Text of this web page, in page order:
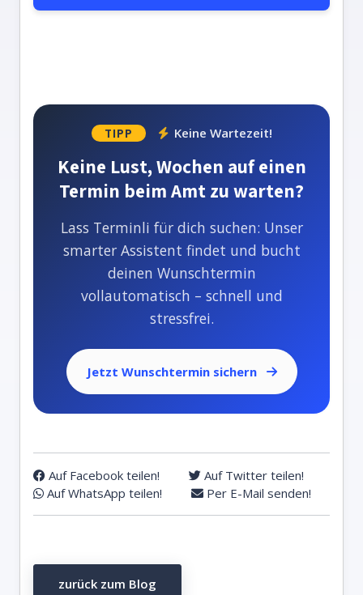
TIPP Keine Wartezeit!
Keine Lust, Wochen auf einen
Termin beim Amt zu warten?
Lass Terminli für dich suchen: Unser
smarter Assistent findet und bucht
deinen Wunschtermin
vollautomatisch – schnell und
stressfrei.
Jetzt Wunschtermin sichern
Auf Facebook teilen!
Auf Twitter teilen!
Auf WhatsApp teilen!
Per E-Mail senden!
zurück zum Blog